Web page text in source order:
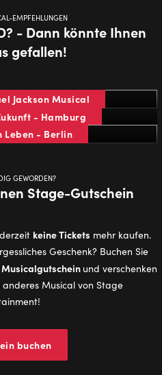
EMPFEHLUNGEN
- Dann könnte Ihnen
gefallen!
Jackson Musical
- Hamburg
Leben - Berlin
GEWORDEN?
Stage-Gutschein
keine Tickets mehr kaufen.
Geschenk? Buchen Sie
Musicalgutschein und verschenken
Musical von Stage
buchen